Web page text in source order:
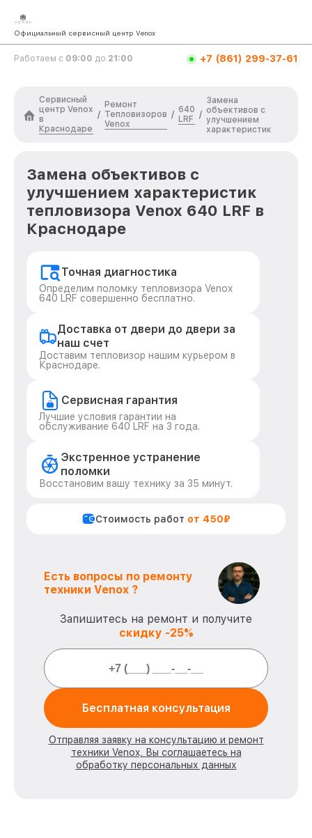
Официальный сервисный центр Venox
Работаем с 09:00 до 21:00 +7 (861) 299-37-61
Сервисный
центр Venox
в
Краснодаре
/
Ремонт
Тепловизоров
Venox
/
640
LRF
/
Замена
объективов с
улучшением
характеристик
Замена объективов с
улучшением характеристик
тепловизора Venox 640 LRF в
Краснодаре
Точная диагностика
Определим поломку тепловизора Venox
640 LRF совершенно бесплатно.
Доставка от двери до двери за
наш счет
Доставим тепловизор нашим курьером в
Краснодаре.
Сервисная гарантия
Лучшие условия гарантии на
обслуживание 640 LRF на 3 года.
Экстренное устранение
поломки
Восстановим вашу технику за 35 минут.
Стоимость работ от 450₽
Есть вопросы по ремонту
техники Venox ?
Запишитесь на ремонт и получите
скидку -25%
Бесплатная консультация
Отправляя заявку на консультацию и ремонт
техники Venox, Вы соглашаетесь на
обработку персональных данных